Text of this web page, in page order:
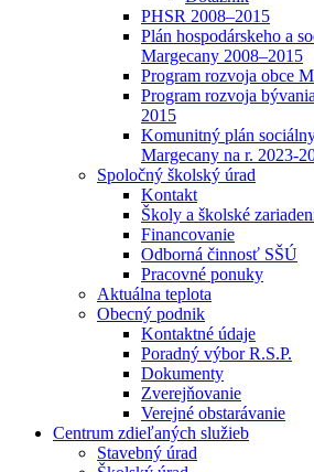
PHSR 2008–2015
Plán hospodárskeho a
Margecany 2008–2015
Program rozvoja obce
Program rozvoja
2015
Komunitný plán
Margecany na r. 2023-
Spoločný školský úrad
Kontakt
Školy a školské
Financovanie
Odborná činnosť SŠÚ
Pracovné ponuky
Aktuálna teplota
Obecný podnik
Kontaktné údaje
Poradný výbor R.S.P.
Dokumenty
Zverejňovanie
Verejné obstarávanie
Centrum zdieľaných služieb
Stavebný úrad